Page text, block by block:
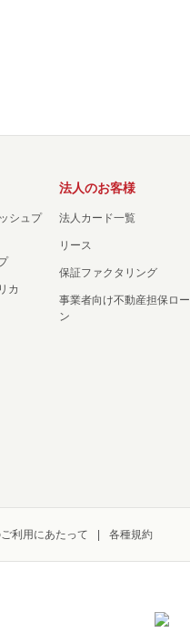
シュプ
カ
法人のお客様
法人カード一覧
リース
保証ファクタリング
事業者向け不動産担保ロー
ン
利用にあたって 各種規約